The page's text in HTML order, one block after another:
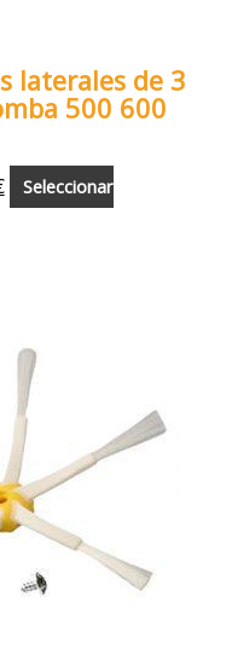
laterales de 3
500 600
Seleccionar